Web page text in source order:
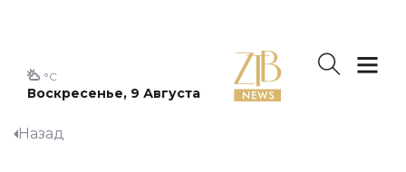
Воскресенье, 9 Августа
°C
Назад